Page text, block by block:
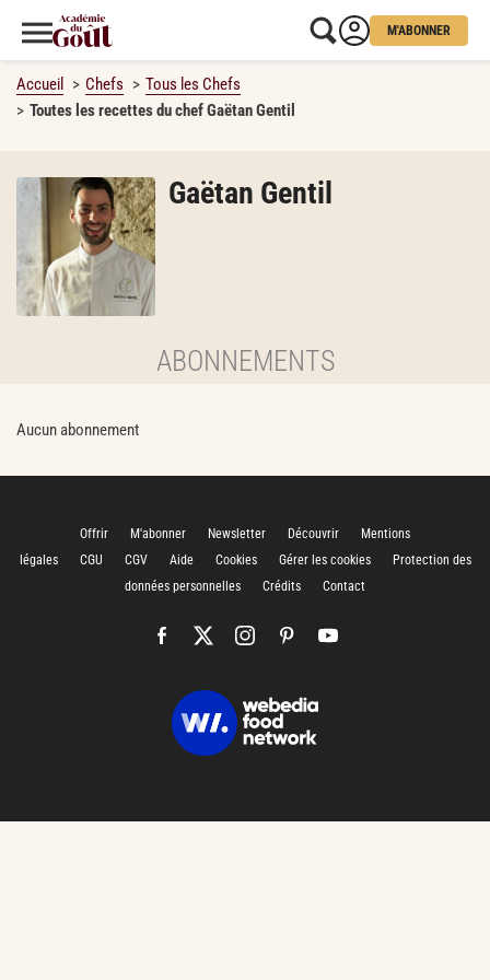
M'ABONNER
Accueil Chefs
Tous les Chefs
Toutes les recettes du chef Gaëtan Gentil
Gaëtan Gentil
ABONNEMENTS
Aucun abonnement
Offrir M'abonner Newsletter Découvrir
Mentions
légales
CGU CGV Aide Cookies Gérer les cookies
Protection des
données personnelles
Crédits Contact